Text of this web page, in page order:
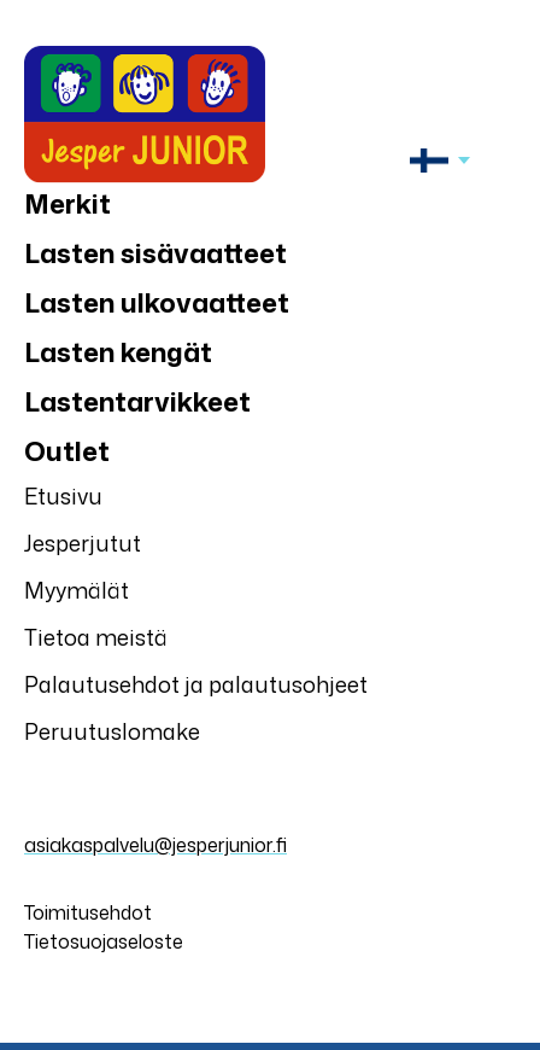
Merkit
Lasten sisävaatteet
Lasten ulkovaatteet
Lasten kengät
Lastentarvikkeet
Outlet
Etusivu
Jesperjutut
Myymälät
Tietoa meistä
Palautusehdot ja palautusohjeet
Peruutuslomake
asiakaspalvelu@jesperjunior.fi
Toimitusehdot
Tietosuojaseloste